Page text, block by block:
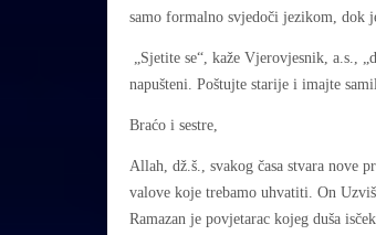
samo formalno svjedoči jezikom, dok
„Sjetite se“, kaže Vjerovjesnik, a.s.,
napušteni. Poštujte starije i imajte
Braćo i sestre,
Allah, dž.š., svakog časa stvara nove
valove koje trebamo uhvatiti. On
Ramazan je povjetarac kojeg duša